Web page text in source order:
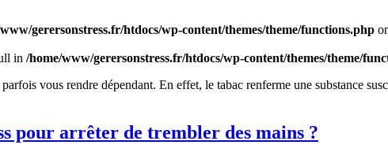
gerersonstress.fr/htdocs/wp-content/themes/theme/functions.php
in /home/www/gerersonstress.fr/htdocs/wp-content/themes/theme/
vous rendre dépendant. En effet, le tabac renferme une substance
pour arrêter de trembler des mains ?